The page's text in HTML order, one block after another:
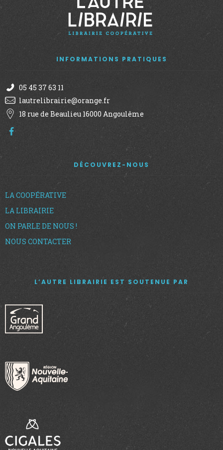
INFORMATIONS PRATIQUES
05 45 37 63 11
lautrelibrairie@orange.fr
18 rue de Beaulieu 16000 Angoulême
DÉCOUVREZ-NOUS
LA COOPÉRATIVE
LA LIBRAIRIE
ON PARLE DE NOUS !
NOUS CONTACTER
L’AUTRE LIBRAIRIE EST SOUTENUE PAR